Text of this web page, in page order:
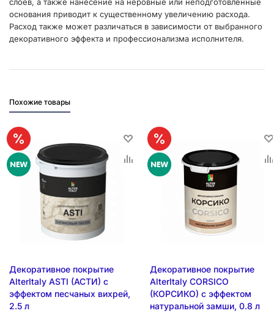
основания приводит к существенному увеличению расхода.
Расход также может различаться в зависимости от выбранного
декоративного эффекта и профессионализма исполнителя.
Похожие товары
Декоративное покрытие
AlterItaly ASTI (АСТИ) с
эффектом песчаных вихрей,
2.5 л
Декоративное покрытие
AlterItaly CORSICO
(КОРСИКО) с эффектом
натуральной замши, 0.8 л